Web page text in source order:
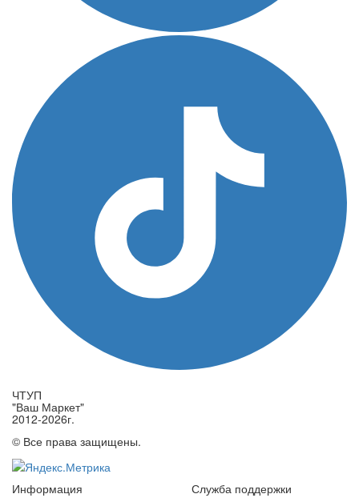
ЧТУП
"Ваш Маркет"
2012-2026г.
© Все права защищены.
Информация
Служба поддержки